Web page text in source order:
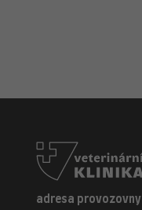
adresa provozovny